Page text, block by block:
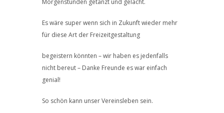
Morgenstunden getanzt und gelacht.
Es wäre super wenn sich in Zukunft wieder mehr
für diese Art der Freizeitgestaltung
begeistern könnten – wir haben es jedenfalls
nicht bereut – Danke Freunde es war einfach
genial!
So schön kann unser Vereinsleben sein.